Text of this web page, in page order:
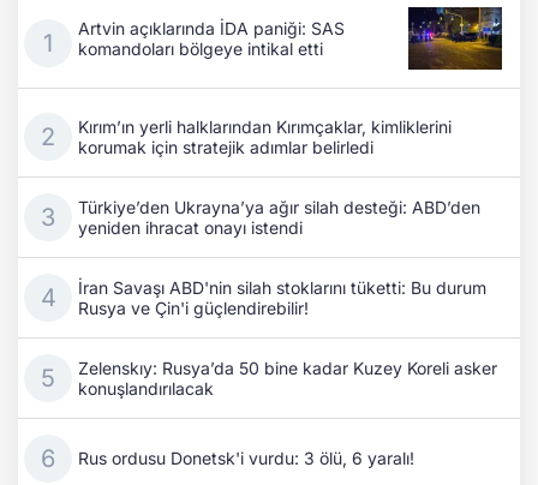
Artvin açıklarında İDA paniği: SAS
komandoları bölgeye intikal etti
Kırım’ın yerli halklarından Kırımçaklar, kimliklerini
korumak için stratejik adımlar belirledi
Türkiye’den Ukrayna’ya ağır silah desteği: ABD’den
yeniden ihracat onayı istendi
İran Savaşı ABD'nin silah stoklarını tüketti: Bu durum
Rusya ve Çin'i güçlendirebilir!
Zelenskıy: Rusya’da 50 bine kadar Kuzey Koreli asker
konuşlandırılacak
Rus ordusu Donetsk'i vurdu: 3 ölü, 6 yaralı!